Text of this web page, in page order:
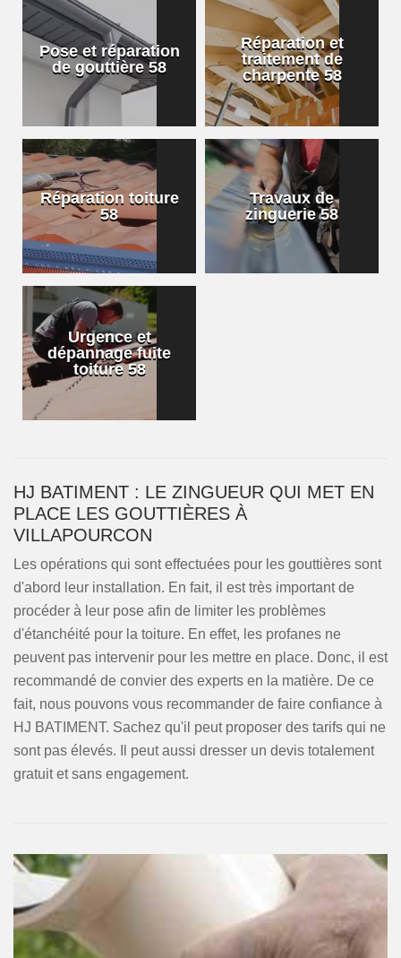
Pose et réparation
de gouttière 58
Réparation et
traitement de
charpente 58
Réparation toiture
58
Travaux de
zinguerie 58
Urgence et
dépannage fuite
toiture 58
HJ BATIMENT : LE ZINGUEUR QUI MET EN
PLACE LES GOUTTIÈRES À
VILLAPOURCON
Les opérations qui sont effectuées pour les gouttières sont
d'abord leur installation. En fait, il est très important de
procéder à leur pose afin de limiter les problèmes
d'étanchéité pour la toiture. En effet, les profanes ne
peuvent pas intervenir pour les mettre en place. Donc, il est
recommandé de convier des experts en la matière. De ce
fait, nous pouvons vous recommander de faire confiance à
HJ BATIMENT. Sachez qu'il peut proposer des tarifs qui ne
sont pas élevés. Il peut aussi dresser un devis totalement
gratuit et sans engagement.